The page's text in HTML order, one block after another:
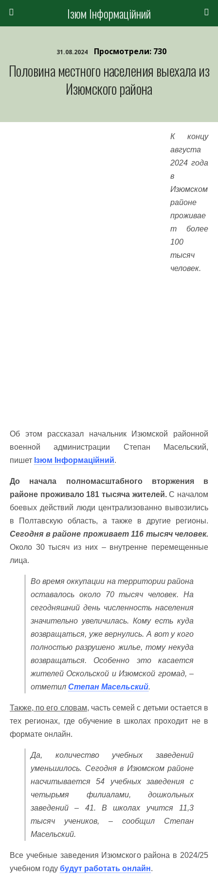
Ізюм Інформаційний
31.08.2024 Просмотрели: 730
Половина местного населения выехала из
Изюмского района
К концу
августа
2024 года
в
Изюмском
районе
проживае
т более
100
тысяч
человек.
Об этом рассказал начальник Изюмской районной
военной администрации Степан Масельский,
пишет Ізюм Інформаційний.
До начала полномасштабного вторжения в
районе проживало 181 тысяча жителей.С началом
боевых действий люди централизованно вывозились
в Полтавскую область, а также в другие регионы.
Сегодня в районе проживает 116 тысяч человек.
Около 30 тысяч из них – внутренне перемещенные
лица.
Во время оккупации на территории района
оставалось около 70 тысяч человек. На
сегодняшний день численность населения
значительно увеличилась. Кому есть куда
возвращаться, уже вернулись. А вот у кого
полностью разрушено жилье, тому некуда
возвращаться. Особенно это касается
жителей Оскольской и Изюмской громад, –
отметил Степан Масельский.
Также, по его словам, часть семей с детьми остается в
тех регионах, где обучение в школах проходит не в
формате онлайн.
Да, количество учебных заведений
уменьшилось. Сегодня в Изюмском районе
насчитывается 54 учебных заведения с
четырьмя филиалами, дошкольных
заведений – 41. В школах учится 11,3
тысяч учеников, – сообщил Степан
Масельский.
Все учебные заведения Изюмского района в 2024/25
учебном году будут работать онлайн.